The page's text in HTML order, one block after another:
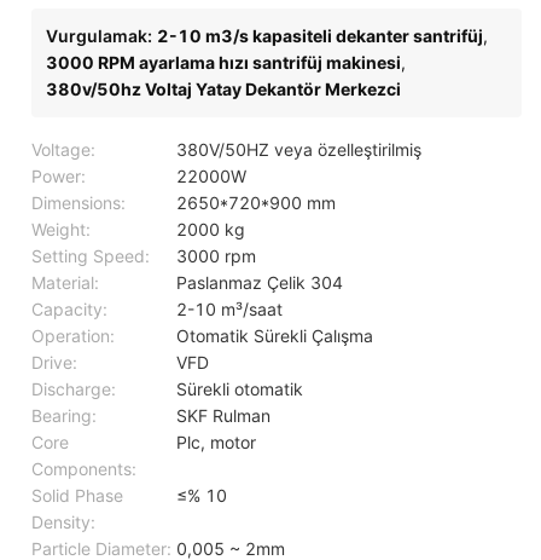
Vurgulamak: 2-10 m3/s kapasiteli dekanter santrifüj,
3000 RPM ayarlama hızı santrifüj makinesi,
380v/50hz Voltaj Yatay Dekantör Merkezci
Voltage:
380V/50HZ veya özelleştirilmiş
Power:
22000W
Dimensions:
2650*720*900 mm
Weight:
2000 kg
Setting Speed:
3000 rpm
Material:
Paslanmaz Çelik 304
Capacity:
2-10 m³/saat
Operation:
Otomatik Sürekli Çalışma
Drive:
VFD
Discharge:
Sürekli otomatik
Bearing:
SKF Rulman
Core
Components:
Plc, motor
Solid Phase
Density:
≤% 10
Particle Diameter: 0,005 ~ 2mm